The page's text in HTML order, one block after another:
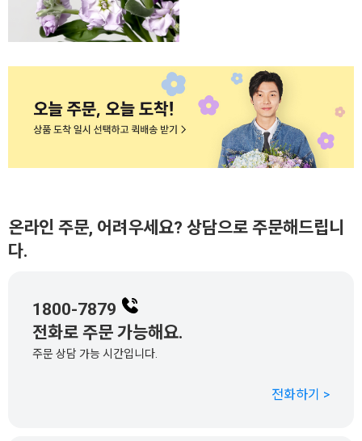
해하지 말아주세요.
온라인 주문, 어려우세요? 상담으로 주문해드립니
다.
1800-7879
전화로 주문 가능해요.
주문 상담 가능 시간입니다.
전화하기 >